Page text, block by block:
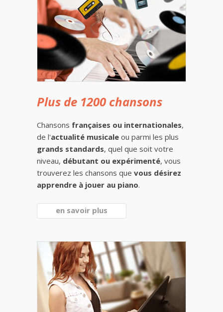
Plus de 1200 chansons
Chansons françaises ou internationales,
de l'actualité musicale ou parmi les plus
grands standards, quel que soit votre
niveau, débutant ou expérimenté, vous
trouverez les chansons que vous désirez
apprendre à jouer au piano.
en savoir plus